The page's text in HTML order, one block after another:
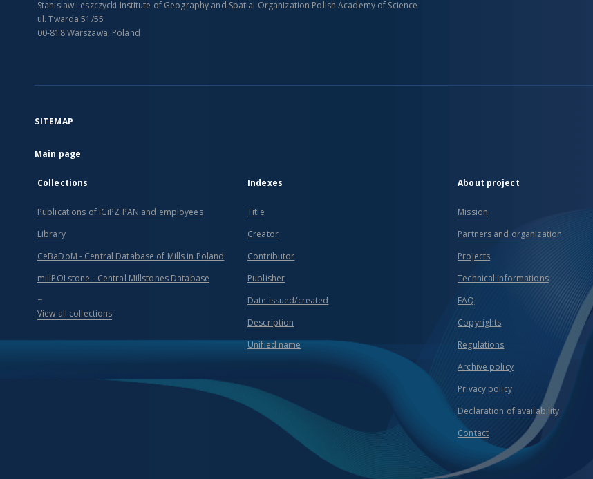
Stanislaw Leszczycki Institute of Geography and Spatial Organization Polish Academy of Science
ul. Twarda 51/55
00-818 Warszawa, Poland
SITEMAP
Main page
Collections
Publications of IGiPZ PAN and employees
Library
CeBaDoM - Central Database of Mills in Poland
millPOLstone - Central Millstones Database
...
View all collections
Indexes
Title
Creator
Contributor
Publisher
Date issued/created
Description
Unified name
About project
Mission
Partners and organization
Projects
Technical informations
FAQ
Copyrights
Regulations
Archive policy
Privacy policy
Declaration of availability
Contact